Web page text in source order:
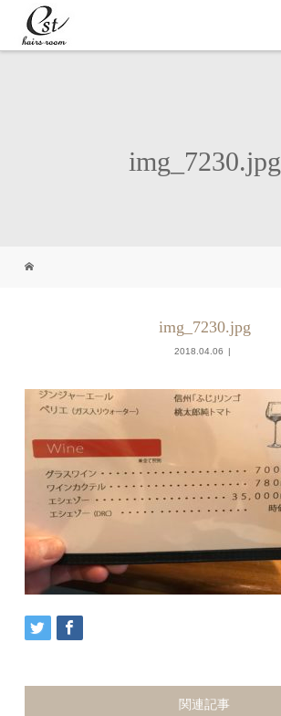
img_7230.jpg
img_7230.jpg
2018.04.06
関連記事